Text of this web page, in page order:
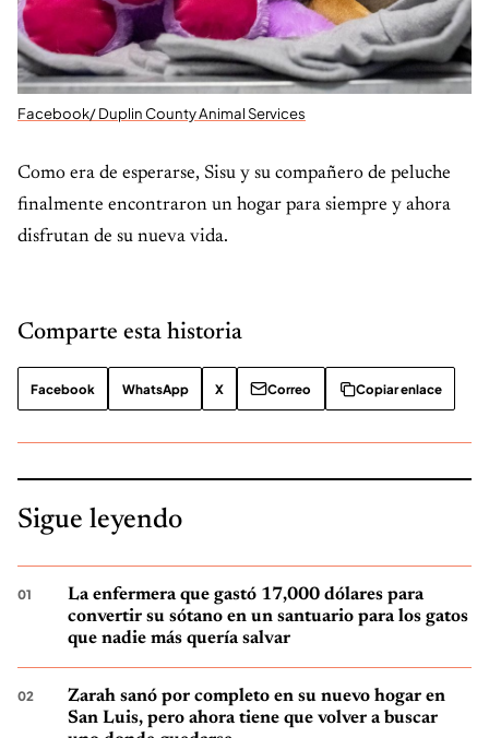
Facebook/ Duplin County Animal Services
Como era de esperarse, Sisu y su compañero de peluche
finalmente encontraron un hogar para siempre y ahora
disfrutan de su nueva vida.
Comparte esta historia
Facebook WhatsApp X Correo Copiar enlace
Sigue leyendo
La enfermera que gastó 17,000 dólares para
convertir su sótano en un santuario para los gatos
que nadie más quería salvar
Zarah sanó por completo en su nuevo hogar en
San Luis, pero ahora tiene que volver a buscar